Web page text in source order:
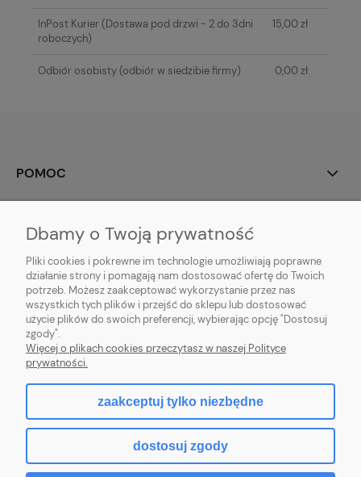
InPost Kurier(Dostawa pod drzwi - 2 do 3dni
roboczych)
15,00 zł
Odbiór osobisty(odbiór w siedzibie firmy) 0,00 zł
POMOC
PŁATNOŚCI I DOSTAWA
INFORMACJE
O NAS
Sklep internetowy Shoper.pl
Dbamy o Twoją prywatność
Pliki cookies i pokrewne im technologie umożliwiają poprawne
działanie strony i pomagają nam dostosować ofertę do Twoich
potrzeb. Możesz zaakceptować wykorzystanie przez nas
wszystkich tych plików i przejść do sklepu lub dostosować
użycie plików do swoich preferencji, wybierając opcję "Dostosuj
zgody".
Więcej o plikach cookies przeczytasz w naszej Polityce
prywatności.
zaakceptuj tylko niezbędne
dostosuj zgody